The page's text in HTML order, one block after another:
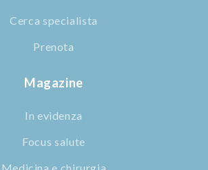
Cerca specialista
Prenota
Magazine
In evidenza
Focus salute